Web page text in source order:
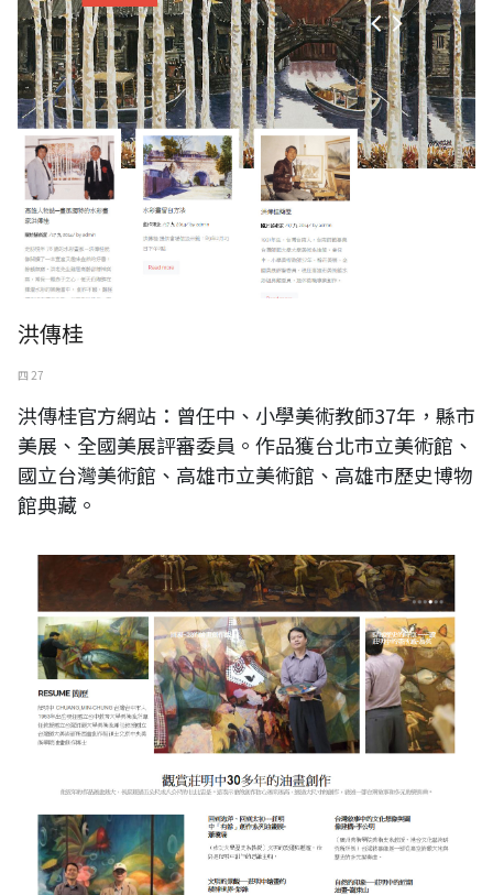
洪傳桂
四 27
洪傳桂官方網站：曾任中、小學美術教師37年，縣市
美展、全國美展評審委員。作品獲台北市立美術館、
國立台灣美術館、高雄市立美術館、高雄市歷史博物
館典藏。